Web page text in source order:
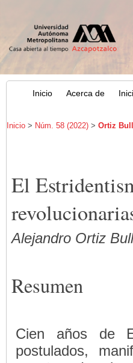
Inicio Acerca de
Inicio> Núm. 58 (2022)> Ortiz
El
Alejandro Ortiz
Resumen
Cien años de
postulados,